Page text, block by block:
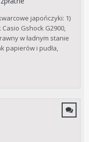
japończyki: 1)
Gshock G2900,
w ładnym stanie
papierów i pudła,